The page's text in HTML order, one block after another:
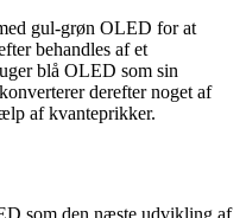
gul-grøn OLED for at
behandles af et
blå OLED som sin
derefter noget af
af kvanteprikker.